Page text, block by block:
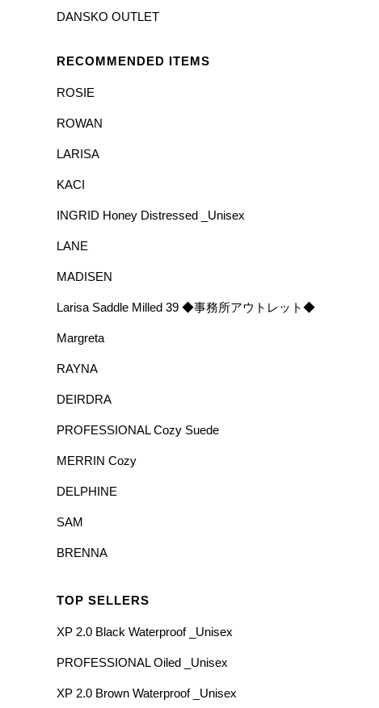
DANSKO OUTLET
RECOMMENDED ITEMS
ROSIE
ROWAN
LARISA
KACI
INGRID Honey Distressed _Unisex
LANE
MADISEN
Larisa Saddle Milled 39 ◆事務所アウトレット◆
Margreta
RAYNA
DEIRDRA
PROFESSIONAL Cozy Suede
MERRIN Cozy
DELPHINE
SAM
BRENNA
TOP SELLERS
XP 2.0 Black Waterproof _Unisex
PROFESSIONAL Oiled _Unisex
XP 2.0 Brown Waterproof _Unisex